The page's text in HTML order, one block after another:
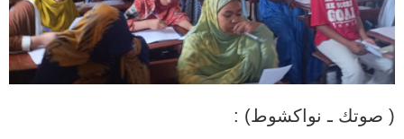
( صوتك ـ نواكشوط) :